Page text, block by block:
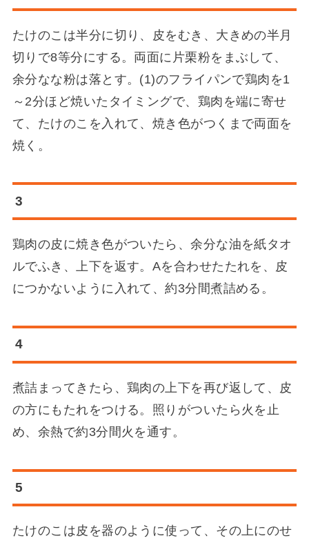
たけのこは半分に切り、皮をむき、大きめの半月
切りで8等分にする。両面に片栗粉をまぶして、
余分なな粉は落とす。(1)のフライパンで鶏肉を1
～2分ほど焼いたタイミングで、鶏肉を端に寄せ
て、たけのこを入れて、焼き色がつくまで両面を
焼く。
3
鶏肉の皮に焼き色がついたら、余分な油を紙タオ
ルでふき、上下を返す。Aを合わせたたれを、皮
につかないように入れて、約3分間煮詰める。
4
煮詰まってきたら、鶏肉の上下を再び返して、皮
の方にもたれをつける。照りがついたら火を止
め、余熱で約3分間火を通す。
5
たけのこは皮を器のように使って、その上にのせ